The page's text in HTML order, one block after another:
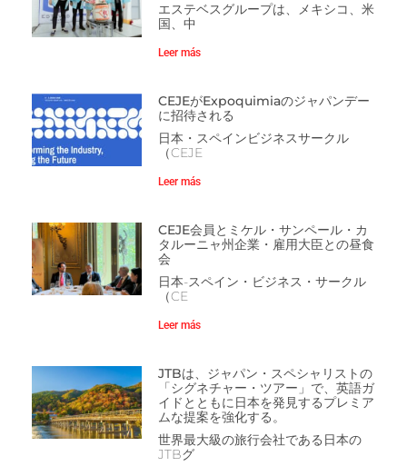
エステベスグループは、メキシコ、米
国、中
Leer más
CEJEがExpoquimiaのジャパンデー
に招待される
日本・スペインビジネスサークル
（CEJE
Leer más
CEJE会員とミケル・サンペール・カ
タルーニャ州企業・雇用大臣との昼食
会
日本-スペイン・ビジネス・サークル
（CE
Leer más
JTBは、ジャパン・スペシャリストの
「シグネチャー・ツアー」で、英語ガ
イドとともに日本を発見するプレミア
ムな提案を強化する。
世界最大級の旅行会社である日本の
JTBグ